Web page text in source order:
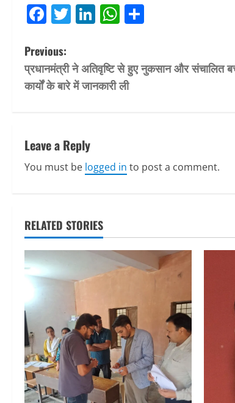
Facebook
Twitter
LinkedIn
WhatsApp
P
o
n
i
g
a
t
i
o
n
Previous:
प्रधानमंत्री ने अतिवृष्टि से हुए नुकसान और संचालित
कार्यों के बारे में जानकारी ली
Leave a Reply
You must be logged in to post a comment.
RELATED STORIES